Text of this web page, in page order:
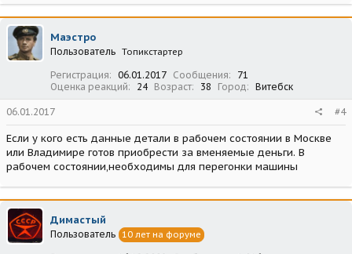
Маэстро
Пользователь Топикстартер
Регистрация 06.01.2017 Сообщения
71
Оценка реакций
24 Возраст 38 Город Витебск
06.01.2017 #4
Если у кого есть данные детали в рабочем состоянии в Москве
или Владимире готов приобрести за вменяемые деньги. В
рабочем состоянии,необходимы для перегонки машины
Димастый
Пользователь 10 лет на форуме